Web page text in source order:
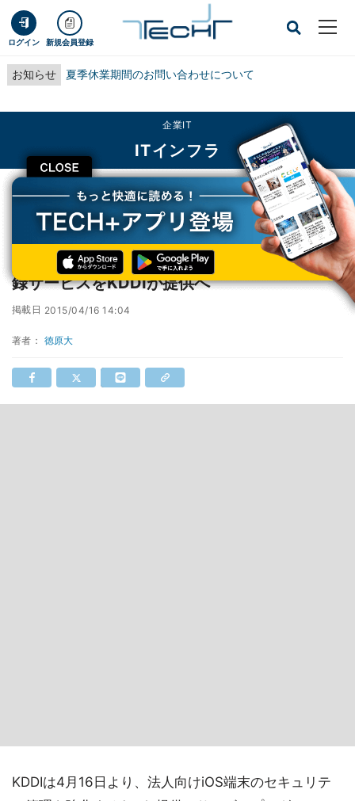
ログイン 新規会員登録
お知らせ 夏季休業期間のお問い合わせについて
CLOSE
企業IT
ITインフラ
TECH+ 企業IT
ITインフラ
iOS端末の初期設定を自動化、AppleのDEP 登録サービスをKDDIが提供へ
iOS端末の初期設定を自動化、AppleのDEP 登
録サービスをKDDIが提供へ
掲載日 2015/04/16 14:04
著者： 徳原大
KDDIは4月16日より、法人向けiOS端末のセキュリテ